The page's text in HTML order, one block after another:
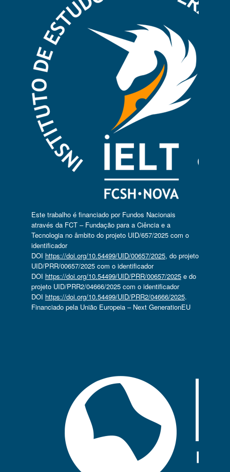
Este trabalho é financiado por Fundos Nacionais
através da FCT – Fundação para a Ciência e a
Tecnologia no âmbito do projeto UID/657/2025 com o
identificador
DOI https://doi.org/10.54499/UID/00657/2025, do projeto
UID/PRR/00657/2025 com o identificador
DOI https://doi.org/10.54499/UID/PRR/00657/2025e do
projeto UID/PRR2/04666/2025 com o identificador
DOI https://doi.org/10.54499/UID/PRR2/04666/2025.
Financiado pela União Europeia – Next GenerationEU